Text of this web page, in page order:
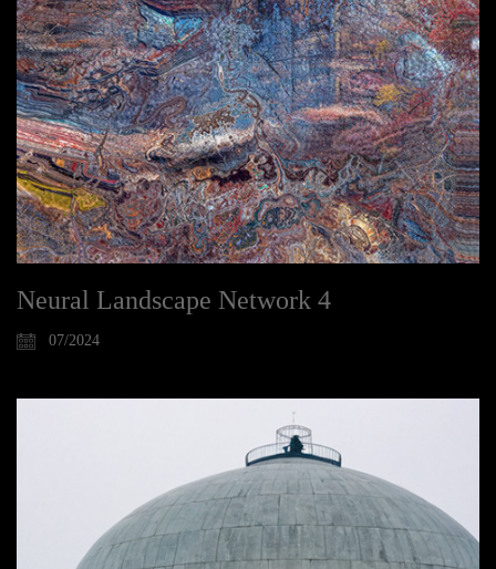
Neural Landscape Network 4
07/2024